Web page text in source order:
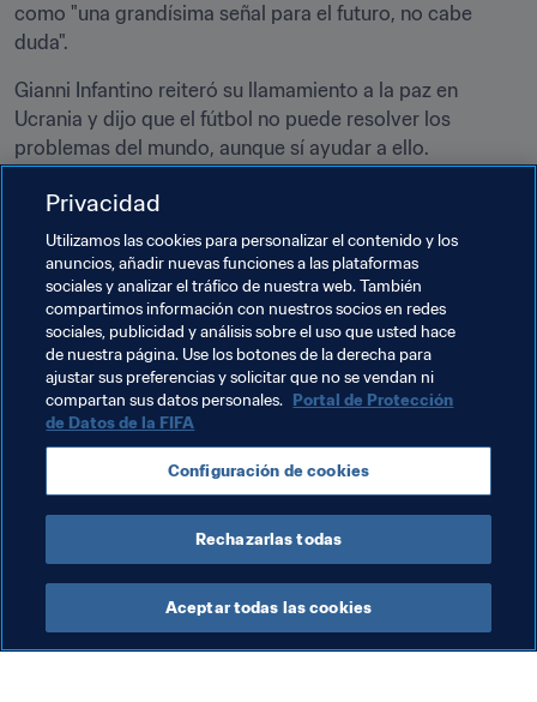
como "una grandísima señal para el futuro, no cabe
duda".
Gianni Infantino reiteró su llamamiento a la paz en
Ucrania y dijo que el fútbol no puede resolver los
problemas del mundo, aunque sí ayudar a ello.
"Necesitamos la paz, y cuando la paz llegue el fútbol
devolver la unidad y la solidaridad, para volver a unir a la
gente: a los niños y a las niñas, a los jóvenes y a los
mayores, porque eso es lo que hace el fútbol", señaló.
Temas relacionados
Presidente de la FIFA Organización
Organización UEFA
Privacidad
Utilizamos las cookies para personalizar el contenido y los
anuncios, añadir nuevas funciones a las plataformas
sociales y analizar el tráfico de nuestra web. También
compartimos información con nuestros socios en redes
sociales, publicidad y análisis sobre el uso que usted hace
de nuestra página. Use los botones de la derecha para
ajustar sus preferencias y solicitar que no se vendan ni
compartan sus datos personales. Portal de Protección
de Datos de la FIFA
Configuración de cookies
Rechazarlas todas
Aceptar todas las cookies